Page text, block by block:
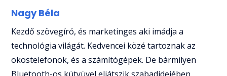
Nagy Béla
Kezdő szövegíró, és marketinges aki imádja a
technológia világát. Kedvencei közé tartoznak az
okostelefonok, és a számítógépek. De bármilyen